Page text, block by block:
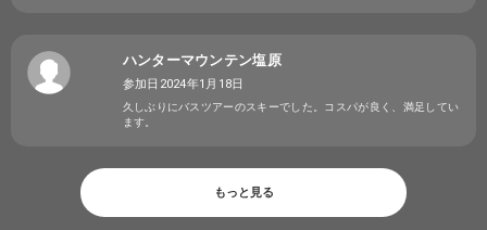
ハンターマウンテン塩原
参加日2024年1月18日
久しぶりにバスツアーのスキーでした。コスパが良く、満足してい
ます。
もっと見る